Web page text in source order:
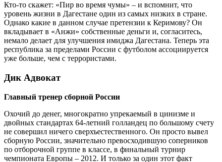
Кто-то скажет: «Пир во время чумы» – и вспомнит, что
уровень жизни в Дагестане один из самых низких в стране.
Однако какие в данном случае претензии к Керимову? Он
вкладывает в «Анжи» собственные деньги и, согласитесь,
немало делает для улучшения имиджа Дагестана. Теперь эта
республика за пределами России с футболом ассоциируется
уже больше, чем с террористами.
Дик Адвокат
Главный тренер сборной России
Охочий до денег, многократно упрекаемый в цинизме и
двойных стандартах 64-летний голландец по большому счету
не совершил ничего сверхъестественного. Он просто вывел
сборную России, значительно превосходившую соперников
по отборочной группе в классе, в финальный турнир
чемпионата Европы – 2012. И только за один этот факт